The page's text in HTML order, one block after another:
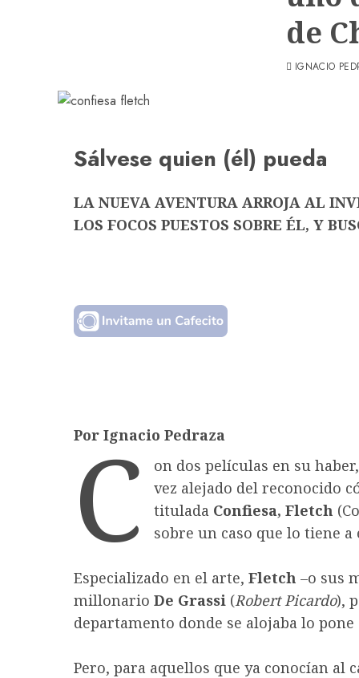
de
IGNACIO
Sálvese quien (él) pueda
LA NUEVA AVENTURA ARROJA AL
LOS FOCOS PUESTOS SOBRE ÉL, Y
Por Ignacio Pedraza
C
on dos películas en su
vez alejado del reconocido
titulada Confiesa, Fletch
sobre un caso que lo tiene
Especializado en el arte, Fletch –o sus
millonario De Grassi (Robert Picardo),
departamento donde se alojaba lo
Pero, para aquellos que ya conocían